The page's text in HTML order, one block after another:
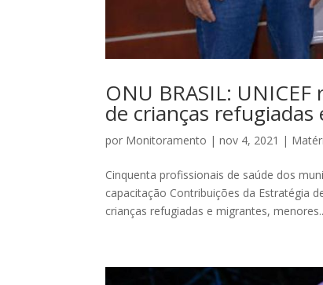
ONU BRASIL:
de crianças
por Monitoramento |nov 4, 2021 |
Cinquenta profissionais de saúde dos
capacitação Contribuições da Estratégia
crianças refugiadas e migrantes,